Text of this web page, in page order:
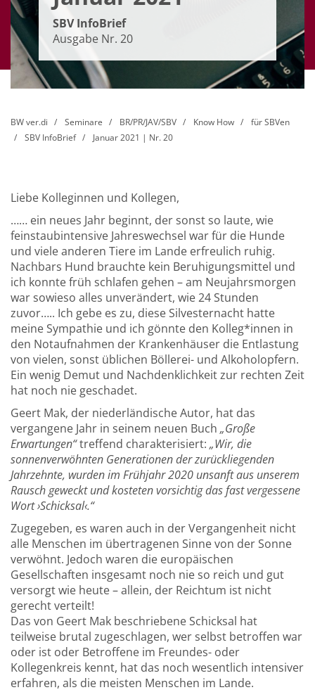
SBV InfoBrief
Ausgabe Nr. 20
BW ver.di Seminare BR/PR/JAV/SBV Know How
für SBVen
SBV InfoBrief
Januar 2021 | Nr. 20
Liebe Kolleginnen und Kollegen,
…… ein neues Jahr beginnt, der sonst so laute, wie
feinstaubintensive Jahreswechsel war für die Hunde
und viele anderen Tiere im Lande erfreulich ruhig.
Nachbars Hund brauchte kein Beruhigungsmittel und
ich konnte früh schlafen gehen – am Neujahrsmorgen
war sowieso alles unverändert, wie 24 Stunden
zuvor….. Ich gebe es zu, diese Silvesternacht hatte
meine Sympathie und ich gönnte den Kolleg*innen in
den Notaufnahmen der Krankenhäuser die Entlastung
von vielen, sonst üblichen Böllerei- und Alkoholopfern.
Ein wenig Demut und Nachdenklichkeit zur rechten Zeit
hat noch nie geschadet.
Geert Mak, der niederländische Autor, hat das
vergangene Jahr in seinem neuen Buch „Große
Erwartungen“treffend charakterisiert: „Wir, die
sonnenverwöhnten Generationen der zurückliegenden
Jahrzehnte, wurden im Frühjahr 2020 unsanft aus unserem
Rausch geweckt und kosteten vorsichtig das fast vergessene
Wort ›Schicksal‹.“
Zugegeben, es waren auch in der Vergangenheit nicht
alle Menschen im übertragenen Sinne von der Sonne
verwöhnt. Jedoch waren die europäischen
Gesellschaften insgesamt noch nie so reich und gut
versorgt wie heute – allein, der Reichtum ist nicht
gerecht verteilt!
Das von Geert Mak beschriebene Schicksal hat
teilweise brutal zugeschlagen, wer selbst betroffen war
oder ist oder Betroffene im Freundes- oder
Kollegenkreis kennt, hat das noch wesentlich intensiver
erfahren, als die meisten Menschen im Lande.